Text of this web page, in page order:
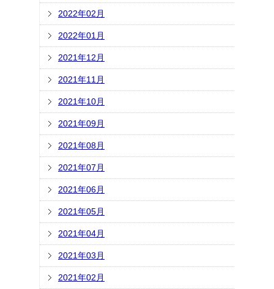
2022年02月
2022年01月
2021年12月
2021年11月
2021年10月
2021年09月
2021年08月
2021年07月
2021年06月
2021年05月
2021年04月
2021年03月
2021年02月